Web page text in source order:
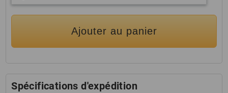
Ajouter au panier
Spécifications d'expédition